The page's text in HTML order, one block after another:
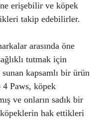
erişebilir ve köpek
takip edebilirler.
arasında öne
tutmak için
kapsamlı bir ürün
Paws, köpek
ve onların sadık bir
hak ettikleri